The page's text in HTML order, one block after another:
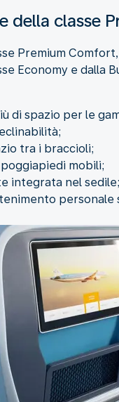
della classe
Premium
Economy e dalla
di spazio per le
tra i braccioli;
mobili;
integrata nel sedile;
personale